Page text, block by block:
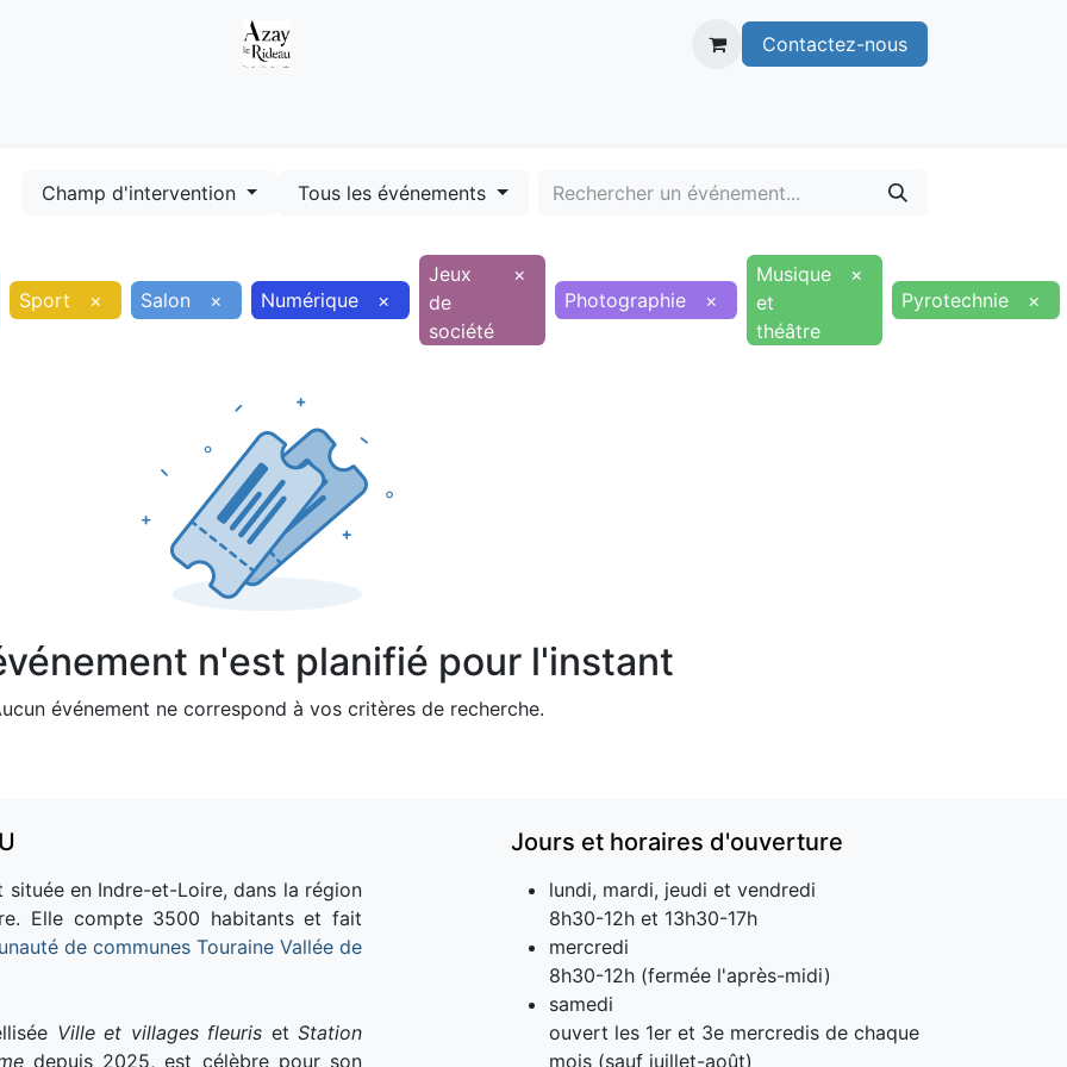
Contactez-nous
Champ d'intervention Tous les événements
Sport × Salon × Numérique ×
Jeux
de
société
×
Photographie
×
Musique
et
théâtre
×
Pyrotechnie
×
n'est planifié pour l'instant
événement ne correspond à vos critères de recherche.
située en Indre-et-Loire, dans la région
Elle compte 3500 habitants et fait
de communes Touraine Vallée de
Ville et villages fleuris et Station
depuis 2025, est célèbre pour son
Jours et horaires d'ouverture
lundi, mardi, jeudi et vendredi
8h30-12h et 13h30-17h
mercredi
8h30-12h (fermée l'après-midi)
samedi
ouvert les 1er et 3e mercredis de chaque
mois (sauf juillet-août)